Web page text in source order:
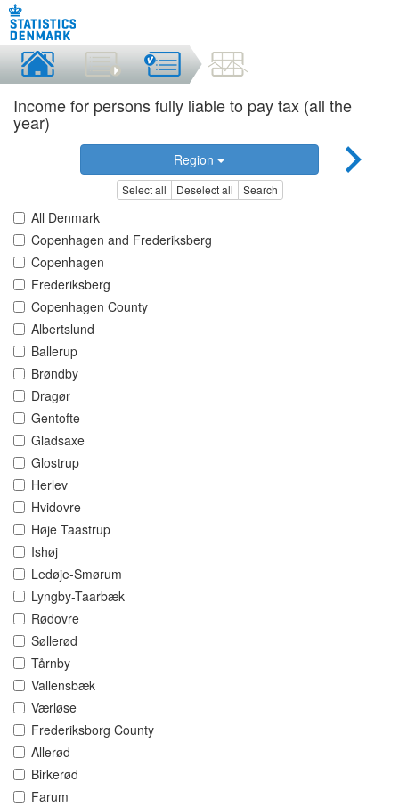
Income for persons fully liable to pay tax (all the
year)
Region
Select all Deselect all Search
All Denmark
Copenhagen and Frederiksberg
Copenhagen
Frederiksberg
Copenhagen County
Albertslund
Ballerup
Brøndby
Dragør
Gentofte
Gladsaxe
Glostrup
Herlev
Hvidovre
Høje Taastrup
Ishøj
Ledøje-Smørum
Lyngby-Taarbæk
Rødovre
Søllerød
Tårnby
Vallensbæk
Værløse
Frederiksborg County
Allerød
Birkerød
Farum